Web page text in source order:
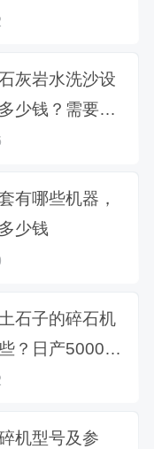
灰岩水洗沙设
少钱？需要哪
有哪些机器，
少钱
石子的碎石机
？日产5000吨
机型号及参